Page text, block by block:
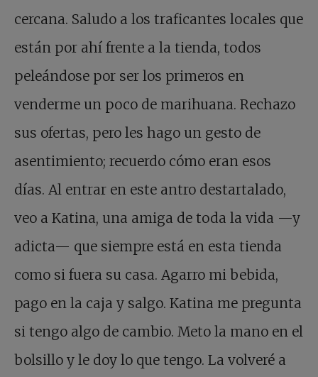
cercana. Saludo a los traficantes locales que
están por ahí frente a la tienda, todos
peleándose por ser los primeros en
venderme un poco de marihuana. Rechazo
sus ofertas, pero les hago un gesto de
asentimiento; recuerdo cómo eran esos
días. Al entrar en este antro destartalado,
veo a Katina, una amiga de toda la vida —y
adicta— que siempre está en esta tienda
como si fuera su casa. Agarro mi bebida,
pago en la caja y salgo. Katina me pregunta
si tengo algo de cambio. Meto la mano en el
bolsillo y le doy lo que tengo. La volveré a